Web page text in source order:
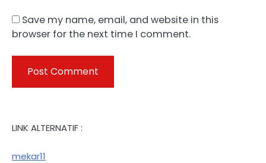
Save my name, email, and website in this
browser for the next time I comment.
LINK ALTERNATIF :
mekar11